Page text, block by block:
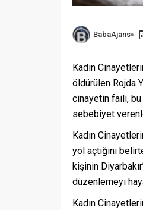
BabaAjans
Kadın
öldürülen Rojda
cinayetin faili,
sebebiyet
Kadın
yol açtığını
kişinin
düzenlemeyi
Kadın